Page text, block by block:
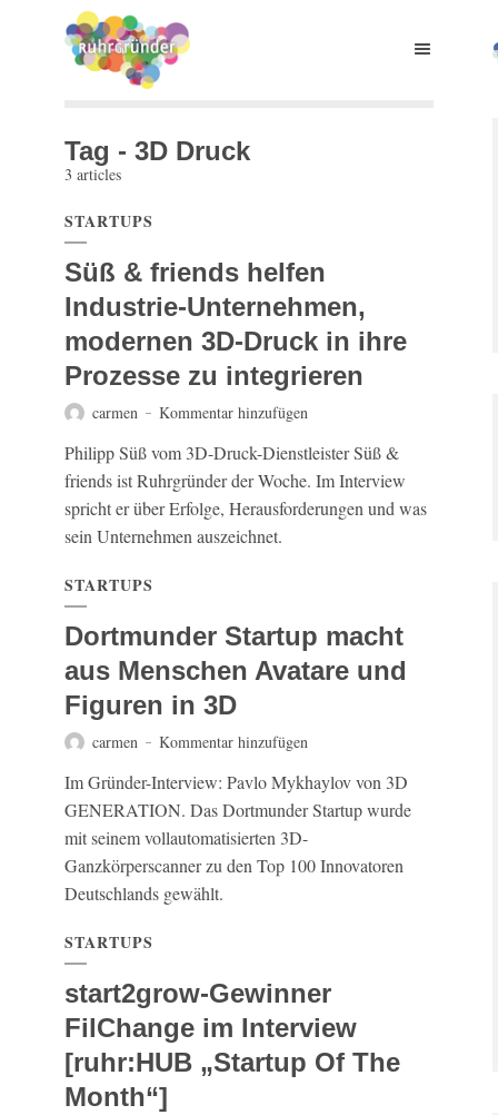
Tag - 3D Druck
3 articles
STARTUPS
Süß & friends helfen
Industrie-Unternehmen,
modernen 3D-Druck in ihre
Prozesse zu integrieren
carmen Kommentar hinzufügen
Philipp Süß vom 3D-Druck-Dienstleister Süß &
friends ist Ruhrgründer der Woche. Im Interview
spricht er über Erfolge, Herausforderungen und was
sein Unternehmen auszeichnet.
STARTUPS
Dortmunder Startup macht
aus Menschen Avatare und
Figuren in 3D
carmen Kommentar hinzufügen
Im Gründer-Interview: Pavlo Mykhaylov von 3D
GENERATION. Das Dortmunder Startup wurde
mit seinem vollautomatisierten 3D-
Ganzkörperscanner zu den Top 100 Innovatoren
Deutschlands gewählt.
STARTUPS
start2grow-Gewinner
FilChange im Interview
[ruhr:HUB „Startup Of The
Month“]